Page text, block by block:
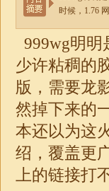
时候，1.76
999wg明
少许粘稠的
版，需要龙
然掉下来的
本还以为这
绍，覆盖更
上的链接打